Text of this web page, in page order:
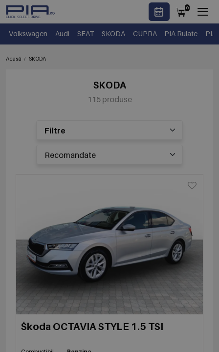
0
Volkswagen Audi SEAT SKODA CUPRA PIA Rulate PIA
Acasă SKODA
SKODA
115 produse
Filtre
Škoda OCTAVIA STYLE 1.5 TSI